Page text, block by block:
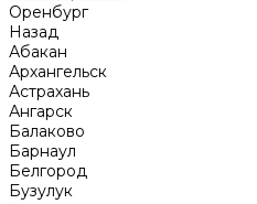
Оренбург
Назад
Абакан
Архангельск
Астрахань
Ангарск
Балаково
Барнаул
Белгород
Бузулук